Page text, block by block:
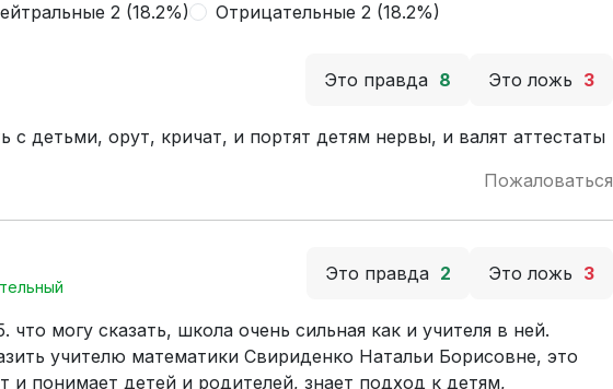
2 (18.2%) Отрицательные 2 (18.2%)
Это правда 8 Это ложь 3
детьми, орут, кричат, и портят детям нервы, и валят аттестаты
Пожаловаться
Это правда 2 Это ложь 3
могу сказать, школа очень сильная как и учителя в ней.
учителю математики Свириденко Натальи Борисовне, это
и понимает детей и родителей, знает подход к детям,